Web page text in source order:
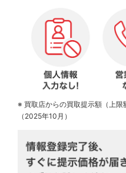
※ 買取店からの買取提示額（上限
（2025年10月）